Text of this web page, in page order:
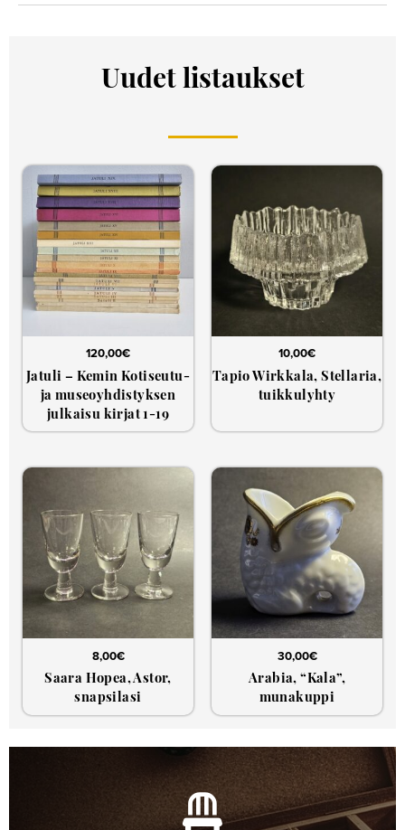
Uudet listaukset
120,00€
Jatuli – Kemin Kotiseutu-
ja museoyhdistyksen
julkaisu kirjat 1-19
10,00€
Tapio Wirkkala, Stellaria,
tuikkulyhty
8,00€
Saara Hopea, Astor,
snapsilasi
30,00€
Arabia, “Kala”,
munakuppi